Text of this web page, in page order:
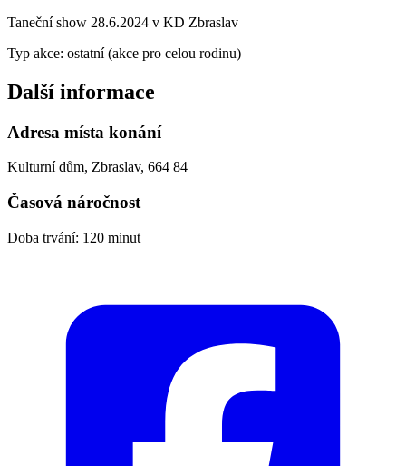
Taneční show 28.6.2024 v KD Zbraslav
Typ akce: ostatní (akce pro celou rodinu)
Další informace
Adresa místa konání
Kulturní dům, Zbraslav, 664 84
Časová náročnost
Doba trvání: 120 minut